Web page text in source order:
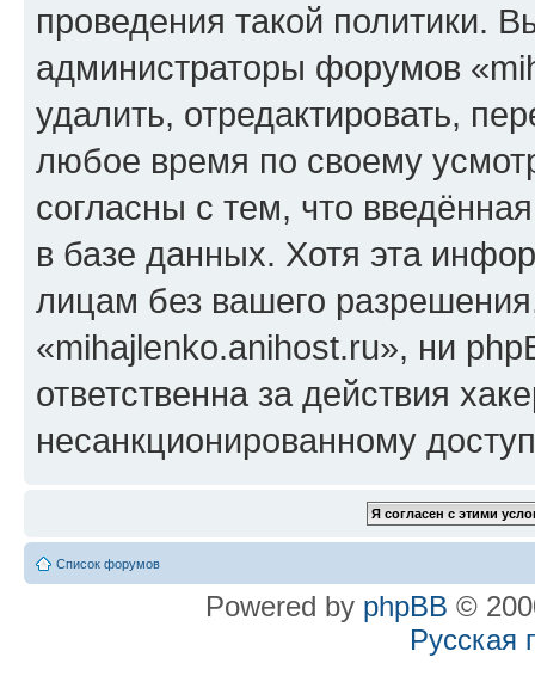
проведения такой политики.
администраторы форумов
удалить, отредактировать,
любое время по своему
согласны с тем, что
в базе данных. Хотя эта
лицам без вашего
«mihajlenko.anihost.ru», ни
ответственна за действия
несанкционированному
Список форумов
Powered by phpBB ©
Русская